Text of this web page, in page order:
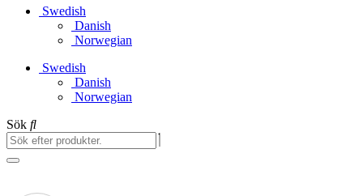
Swedish
Danish
Norwegian
Swedish
Danish
Norwegian
Sök